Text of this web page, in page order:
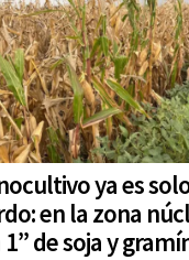
ya es
en la zona
1” de soja y